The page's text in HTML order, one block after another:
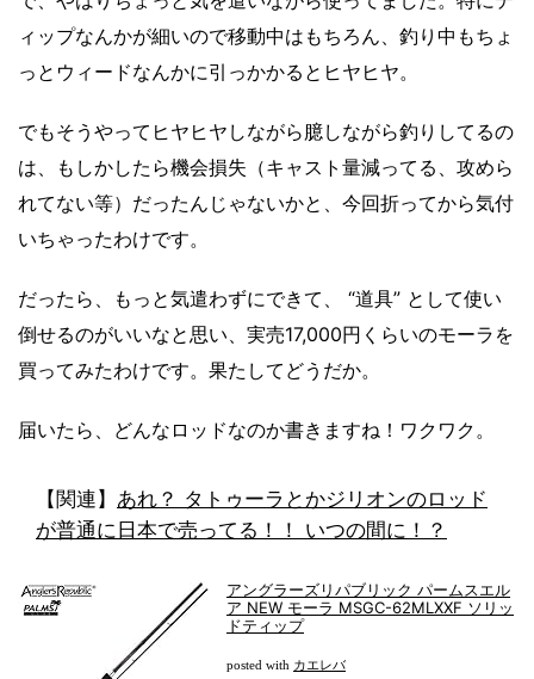
ィップなんかが細いので移動中はもちろん、釣り中もちょ
っとウィードなんかに引っかかるとヒヤヒヤ。
でもそうやってヒヤヒヤしながら臆しながら釣りしてるの
は、もしかしたら機会損失（キャスト量減ってる、攻めら
れてない等）だったんじゃないかと、今回折ってから気付
いちゃったわけです。
だったら、もっと気遣わずにできて、 “道具” として使い
倒せるのがいいなと思い、実売17,000円くらいのモーラを
買ってみたわけです。果たしてどうだか。
届いたら、どんなロッドなのか書きますね！ワクワク。
【関連】 あれ？ タトゥーラとかジリオンのロッド
が普通に日本で売ってる！！ いつの間に！？
アングラーズリパブリック パームスエル
ア NEW モーラ MSGC-62MLXXF ソリッ
ドティップ
posted with カエレバ